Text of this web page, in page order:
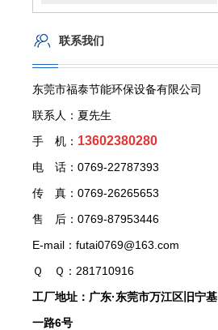
联系我们
东莞市福泰节能环保设备有限公司
联系人：夏先生
手 机： 13602380280
电 话：0769-22787393
传 真：0769-26265653
售 后：0769-87953446
E-mail：futai0769@163.com
Ｑ Ｑ：281710916
工厂地址：广东·东莞市万江区旧宁基
一路6号